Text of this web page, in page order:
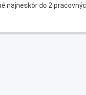
najneskôr do 2